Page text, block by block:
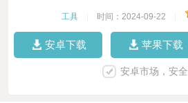
工具 时间：2024-09-22
安卓下载 苹果下载
安卓市场，安